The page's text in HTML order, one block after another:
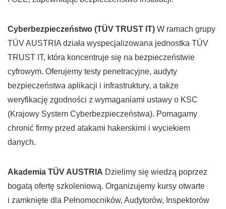
Cyberbezpieczeństwo (TÜV TRUST IT) W ramach grupy
TÜV AUSTRIA działa wyspecjalizowana jednostka TÜV
TRUST IT, która koncentruje się na bezpieczeństwie
cyfrowym. Oferujemy testy penetracyjne, audyty
bezpieczeństwa aplikacji i infrastruktury, a także
weryfikację zgodności z wymaganiami ustawy o KSC
(Krajowy System Cyberbezpieczeństwa). Pomagamy
chronić firmy przed atakami hakerskimi i wyciekiem
danych.
Akademia TÜV AUSTRIA Dzielimy się wiedzą poprzez
bogatą ofertę szkoleniową. Organizujemy kursy otwarte
i zamknięte dla Pełnomocników, Audytorów, Inspektorów